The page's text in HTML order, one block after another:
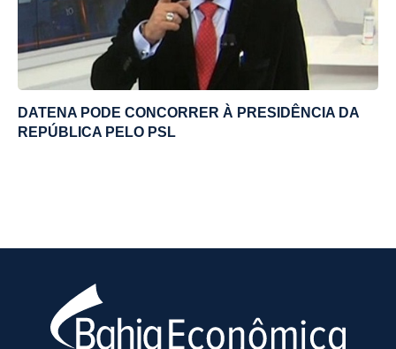
DATENA PODE CONCORRER À PRESIDÊNCIA DA
REPÚBLICA PELO PSL